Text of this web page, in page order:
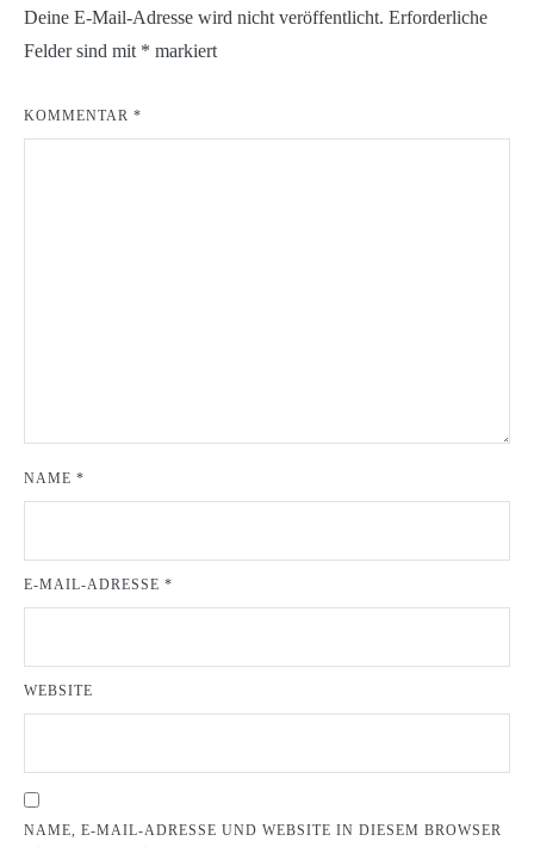
Deine E-Mail-Adresse wird nicht veröffentlicht. Erforderliche
Felder sind mit * markiert
KOMMENTAR *
NAME *
E-MAIL-ADRESSE *
WEBSITE
NAME, E-MAIL-ADRESSE UND WEBSITE IN DIESEM BROWSER